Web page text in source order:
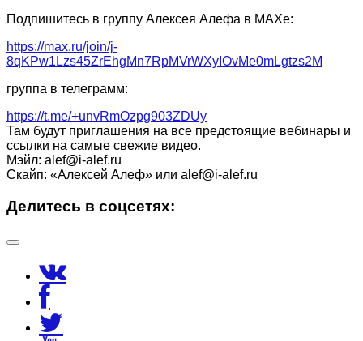
Подпишитесь в группу Алексея Алефа в МАХе:
https://max.ru/join/j-
8qKPw1Lzs45ZrEhgMn7RpMVrWXyIOvMe0mLgtzs2M
группа в телеграмм:
https://t.me/+unvRmOzpg903ZDUy
Там будут приглашения на все предстоящие вебинары и
ссылки на самые свежие видео.
Мэйл: alef@i-alef.ru
Скайп: «Алексей Алеф» или alef@i-alef.ru
Делитесь в соцсетях: